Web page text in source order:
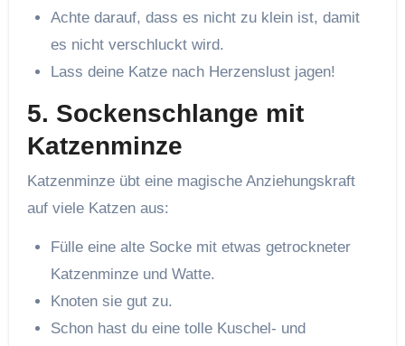
Achte darauf, dass es nicht zu klein ist, damit
es nicht verschluckt wird.
Lass deine Katze nach Herzenslust jagen!
5. Sockenschlange mit
Katzenminze
Katzenminze übt eine magische Anziehungskraft
auf viele Katzen aus:
Fülle eine alte Socke mit etwas getrockneter
Katzenminze und Watte.
Knoten sie gut zu.
Schon hast du eine tolle Kuschel- und